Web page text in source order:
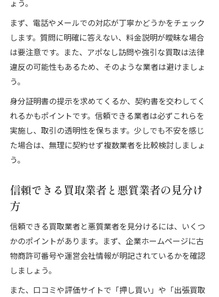
ょう。
まず、電話やメールでの対応が丁寧かどうかをチェック
します。質問に明確に答えない、料金説明が曖昧な場合
は要注意です。また、アポなし訪問や強引な買取は法律
違反の可能性もあるため、そのような業者は避けましょ
う。
身分証明書の提示を求めてくるか、契約書を交わしてく
れるかもポイントです。信頼できる業者は必ずこれらを
実施し、取引の透明性を保ちます。少しでも不安を感じ
た場合は、無理に契約せず複数業者を比較検討しましょ
う。
信頼できる買取業者と悪質業者の見分け
方
信頼できる買取業者と悪質業者を見分けるには、いくつ
かのポイントがあります。まず、企業ホームページに古
物商許可番号や運営会社情報が明記されているかを確認
しましょう。
また、口コミや評価サイトで「押し買い」や「出張買取